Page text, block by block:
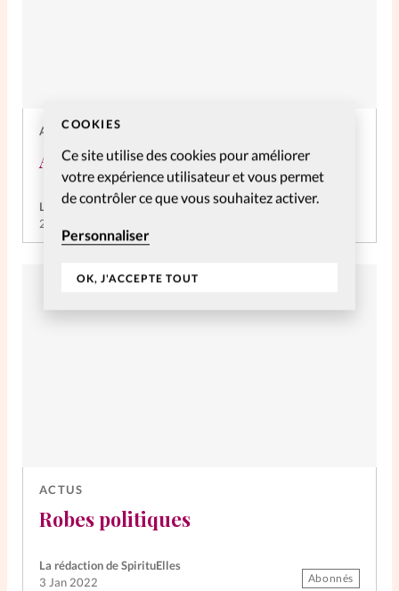
COOKIES
Ce site utilise des cookies pour améliorer
votre expérience utilisateur et vous permet
de contrôler ce que vous souhaitez activer.
Personnaliser
OK, J'ACCEPTE TOUT
Nous contacter
ACTUS
Actus au féminin
La rédaction de SpirituElles
25 Fév 2022
ACTUS
Robes politiques
La rédaction de SpirituElles
3 Jan 2022
Abonnés